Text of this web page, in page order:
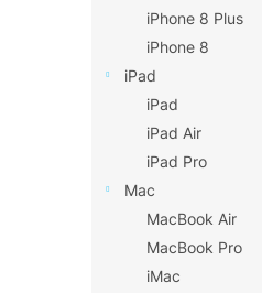
iPhone 8 Plus
iPhone 8
iPad
iPad
iPad Air
iPad Pro
Mac
MacBook Air
MacBook Pro
iMac